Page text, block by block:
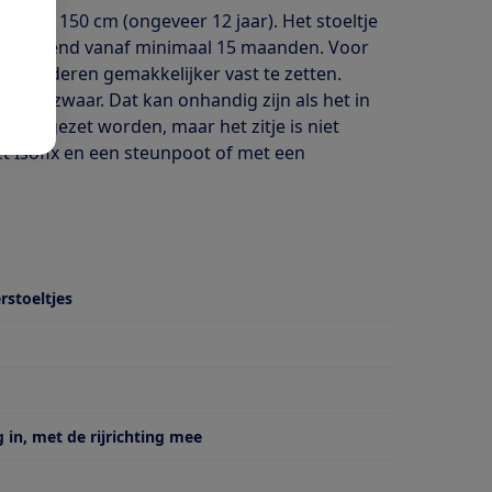
tot 150 cm (ongeveer 12 jaar). Het stoeltje
vanaf minimaal 15 maanden. Voor
kinderen gemakkelijker vast te zetten.
wel zwaar. Dat kan onhandig zijn als het in
worden, maar het zitje is niet
Isofix en een steunpoot of met een
in, met de rijrichting mee